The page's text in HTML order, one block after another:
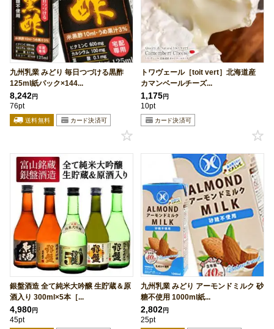
九州乳業 みどり 毎日つづける黒酢
125ml紙パック×144...
8,242円
76pt
トワヴェール［toit vert］北海道産
カマンベールチーズ...
1,175円
10pt
銀盤酒造 全て純米大吟醸 生貯蔵＆原
酒入り 300ml×5本［...
4,980円
45pt
九州乳業 みどり アーモンドミルク 砂
糖不使用 1000ml紙...
2,802円
25pt